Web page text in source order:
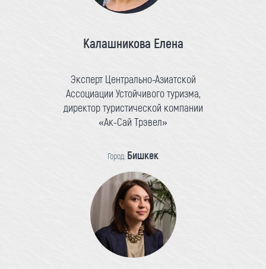
Калашникова Елена
Эксперт Центрально-Азиатской
Ассоциации Устойчивого туризма,
директор туристической компании
«Ак-Сай Трэвел»
Город: Бишкек